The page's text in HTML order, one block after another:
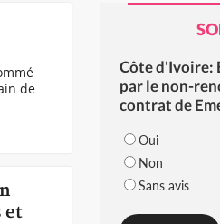
de
et
Côte d'Ivoire:
par le non-
contrat de
Oui
Non
Sans avis